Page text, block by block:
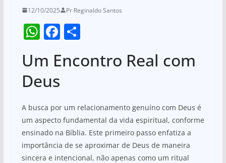
12/10/2025 Pr Reginaldo Santos
W
at
s
p
p
F
c
o
o
k
S
ar
Um Encontro Real com
Deus
A busca por um relacionamento genuíno com Deus é
um aspecto fundamental da vida espiritual, conforme
ensinado na Bíblia. Este primeiro passo enfatiza a
importância de se aproximar de Deus de maneira
sincera e intencional, não apenas como um ritual